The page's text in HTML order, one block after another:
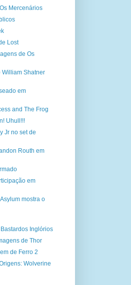
Mercenários
Lost
de Os
Shatner
em
and The Frog
Uhull!!!
Jr no set de
Routh em
em
mostra o
Inglórios
de Thor
de Ferro 2
Wolverine